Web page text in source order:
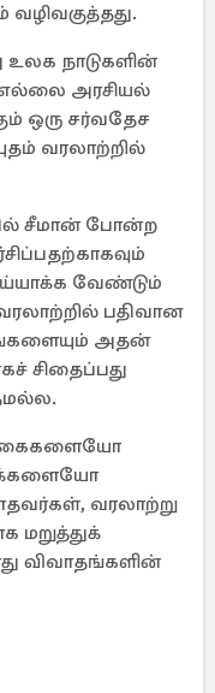
வழிவகுத்தது.
நாடுகளின்
எல்லை அரசியல்
ஒரு சர்வதேச
வரலாற்றில்
சீமான் போன்ற
வேண்டும்
பதிவான
அதன்
சிதைப்பது
வரலாற்று
விவாதங்களின்